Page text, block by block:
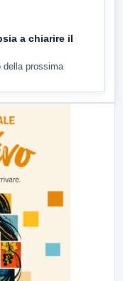
a chiarire il
della prossima